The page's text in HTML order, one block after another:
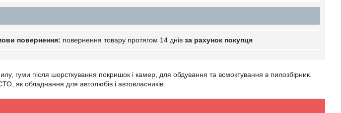
повернення товару протягом 14 днів за рахунок покупця
гуми після шорсткування покришок і камер, для обдування та всмоктування в пилозбірник.
як обладнання для автолюбів і автовласників.